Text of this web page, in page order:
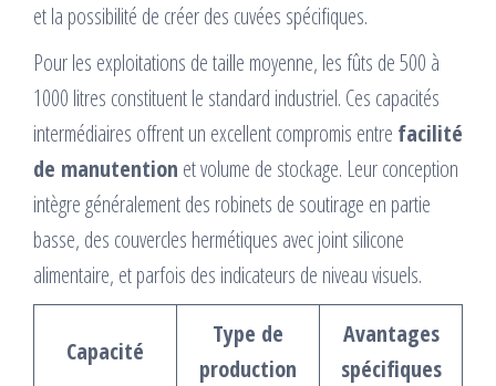
et la possibilité de créer des cuvées spécifiques.
Pour les exploitations de taille moyenne, les fûts de 500 à
1000 litres constituent le standard industriel. Ces capacités
intermédiaires offrent un excellent compromis entre facilité
de manutention et volume de stockage. Leur conception
intègre généralement des robinets de soutirage en partie
basse, des couvercles hermétiques avec joint silicone
alimentaire, et parfois des indicateurs de niveau visuels.
Capacité
Type de
production
Avantages
spécifiques